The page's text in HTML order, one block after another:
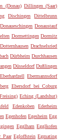
(Donau) Dillingen (Saar)
Dischingen
Dittelbrunn
Donaueschingen Donaustauf
Dormettingen Dormitz
Dotternhausen Drachselsried
Dürbheim Durchhausen
Düsseldorf Dußlingen
Eberhardzell Ebermannsdorf
Ebersdorf bei Coburg
Eching (Landshut)
Edenkoben
Ederheim
Egenhofen Egesheim Egg
Egglham Egglkofen
Paar Egloffstein Egmating